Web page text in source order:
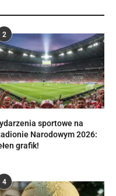
2
sportowe na
Narodowym 2026:
grafik!
4